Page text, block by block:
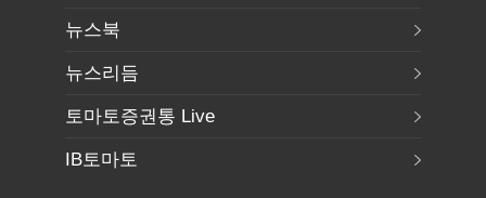
뉴스북
뉴스리듬
토마토증권통 Live
IB토마토